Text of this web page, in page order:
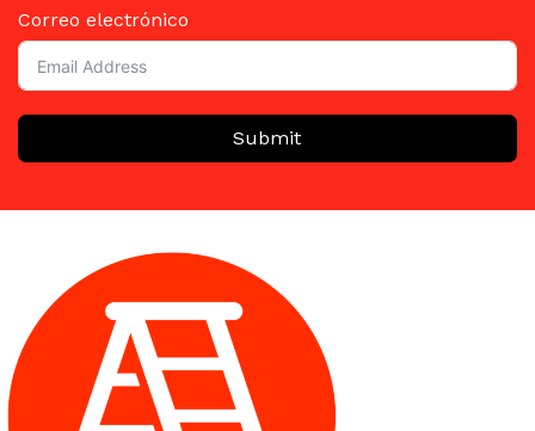
Correo electrónico
Submit